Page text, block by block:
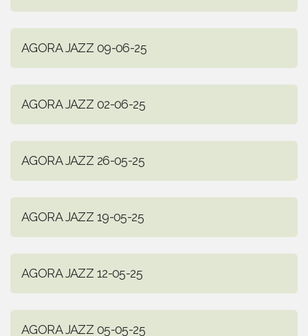
AGORA JAZZ 09-06-25
AGORA JAZZ 02-06-25
AGORA JAZZ 26-05-25
AGORA JAZZ 19-05-25
AGORA JAZZ 12-05-25
AGORA JAZZ 05-05-25